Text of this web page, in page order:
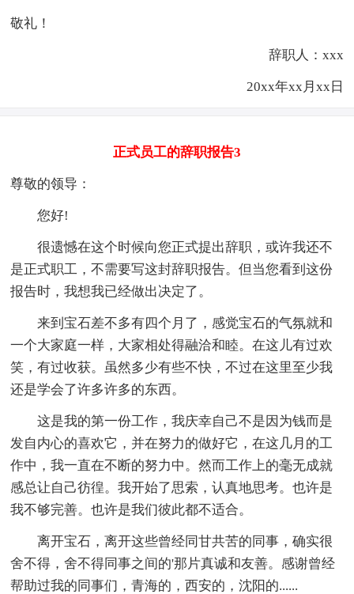
敬礼！
辞职人：xxx
20xx年xx月xx日
正式员工的辞职报告3
尊敬的领导：
您好!
很遗憾在这个时候向您正式提出辞职，或许我还不
是正式职工，不需要写这封辞职报告。但当您看到这份
报告时，我想我已经做出决定了。
来到宝石差不多有四个月了，感觉宝石的气氛就和
一个大家庭一样，大家相处得融洽和睦。在这儿有过欢
笑，有过收获。虽然多少有些不快，不过在这里至少我
还是学会了许多许多的东西。
这是我的第一份工作，我庆幸自己不是因为钱而是
发自内心的喜欢它，并在努力的做好它，在这几月的工
作中，我一直在不断的努力中。然而工作上的毫无成就
感总让自己彷徨。我开始了思索，认真地思考。也许是
我不够完善。也许是我们彼此都不适合。
离开宝石，离开这些曾经同甘共苦的同事，确实很
舍不得，舍不得同事之间的'那片真诚和友善。感谢曾经
帮助过我的同事们，青海的，西安的，沈阳的......